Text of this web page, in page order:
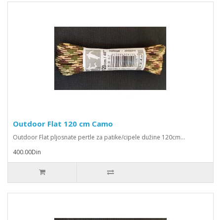
Outdoor Flat 120 cm Camo
Outdoor Flat pljosnate pertle za patike/cipele dužine 120cm...
400.00Din